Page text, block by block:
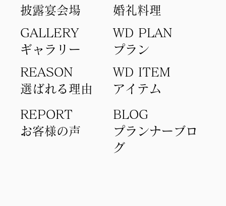
GALLERY
ギャラリー
​披露宴会場
​婚礼料理
​プランナーブロ
グ
BLOG
REPORT
​お客様の声
アイテム​
WD ITEM
選ばれる理由
REASON
​プラン
WD PLAN